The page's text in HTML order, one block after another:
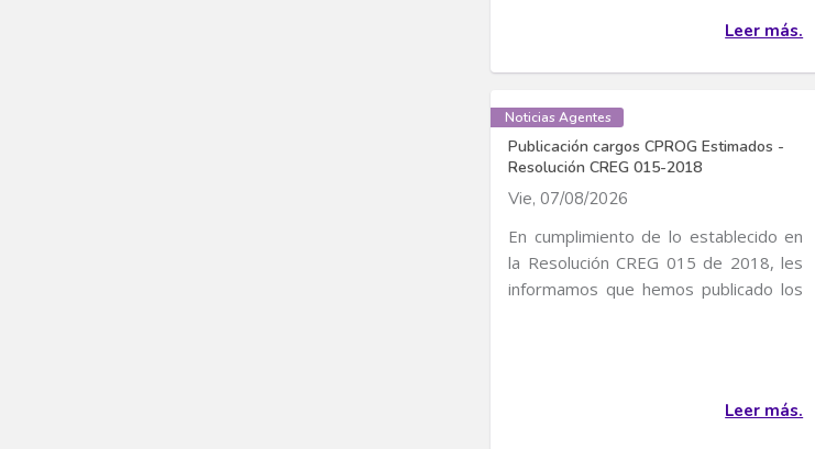
Leer más.
Noticias Agentes
Publicación cargos CPROG Estimados -
Resolución CREG 015-2018
Vie, 07/08/2026
En cumplimiento de lo establecido en
la Resolución CREG 015 de 2018, les
informamos que hemos publicado los
Leer más.